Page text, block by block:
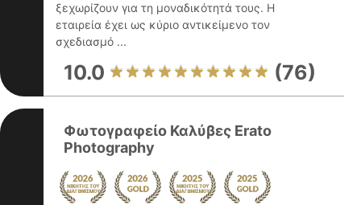
ξεχωρίζουν για τη μοναδικότητά τους. Η
εταιρεία έχει ως κύριο αντικείμενο τον
σχεδιασμό ...
10.0 (76)
Φωτογραφείο Καλύβες Erato
Photography